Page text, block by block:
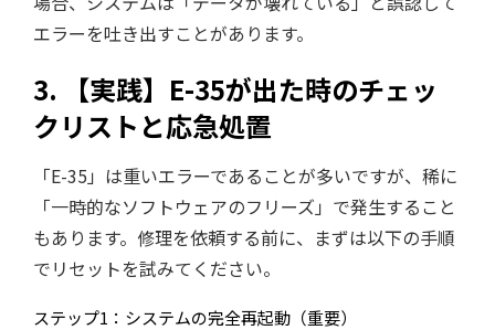
エラーを吐き出すことがあります。
3. 【実践】E-35が出た時のチェッ
クリストと応急処置
「E-35」は重いエラーであることが多いですが、稀に
「一時的なソフトウェアのフリーズ」で発生すること
もあります。修理を依頼する前に、まずは以下の手順
でリセットを試みてください。
ステップ1：システムの完全再起動（重要）